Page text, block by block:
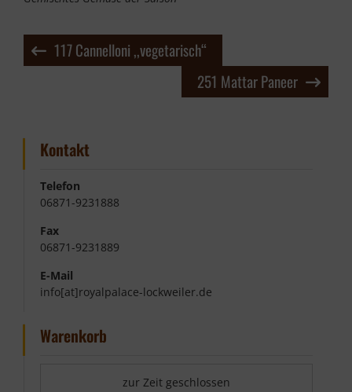
Beitragsnavigation
117 Cannelloni ,,vegetarisch“
251 Mattar Paneer
Kontakt
Telefon
06871-9231888
Fax
06871-9231889
E-Mail
info[at]royalpalace-lockweiler.de
Warenkorb
zur Zeit geschlossen